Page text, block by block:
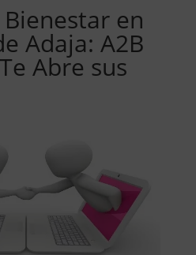
en
Adaja: A2B
Abre sus